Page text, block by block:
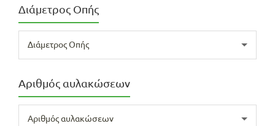
Διάμετρος Οπής
Διάμετρος Οπής
Αριθμός αυλακώσεων
Αριθμός αυλακώσεων